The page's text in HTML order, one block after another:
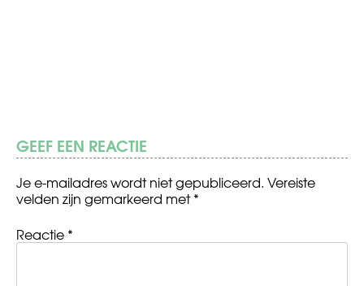
GEEF EEN REACTIE
Je e-mailadres wordt niet gepubliceerd. Vereiste
velden zijn gemarkeerd met*
Reactie *